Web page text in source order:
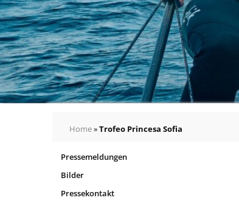
Home»Trofeo Princesa Sofia
Pressemeldungen
Bilder
Pressekontakt